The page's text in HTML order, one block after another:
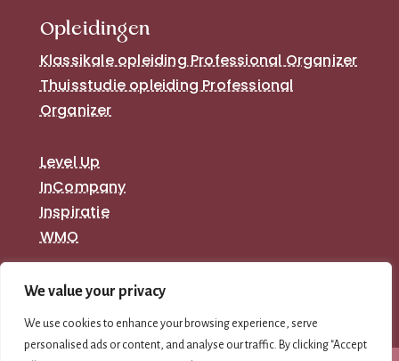
We value your privacy
We use cookies to enhance your browsing experience, serve
personalised ads or content, and analyse our traffic. By clicking "Accept
Opleidingen
Klassikale opleiding Professional Organizer
Thuisstudie opleiding Professional
Organizer
Level Up
InCompany
Inspiratie
WMO